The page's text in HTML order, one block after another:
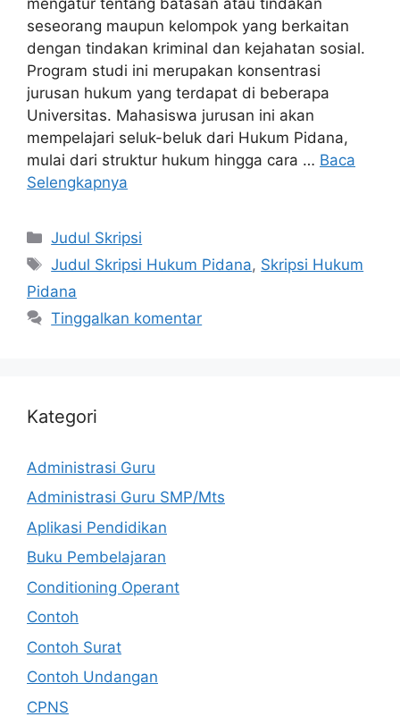
seseorang maupun kelompok yang berkaitan
dengan tindakan kriminal dan kejahatan sosial.
Program studi ini merupakan konsentrasi
jurusan hukum yang terdapat di beberapa
Universitas. Mahasiswa jurusan ini akan
mempelajari seluk-beluk dari Hukum Pidana,
mulai dari struktur hukum hingga cara … Baca
Selengkapnya
Kategori
Judul Skripsi
Tag
Judul Skripsi Hukum Pidana, Skripsi Hukum
Pidana
Tinggalkan komentar
Kategori
Administrasi Guru
Administrasi Guru SMP/Mts
Aplikasi Pendidikan
Buku Pembelajaran
Conditioning Operant
Contoh
Contoh Surat
Contoh Undangan
CPNS